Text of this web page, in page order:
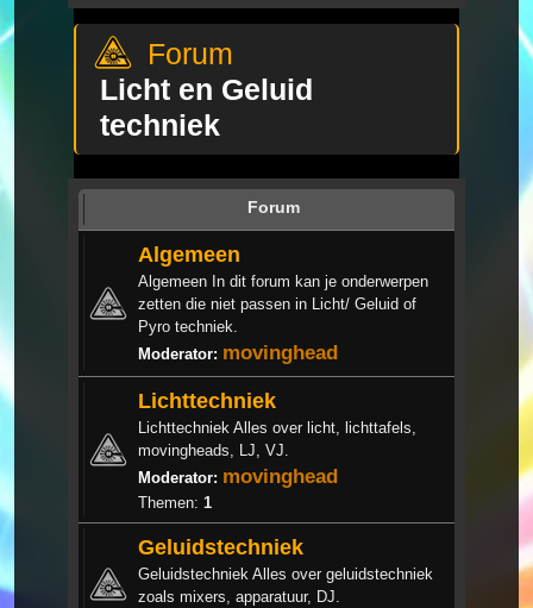
Licht en Geluid
techniek
Forum
Algemeen
Algemeen In dit forum kan je onderwerpen
zetten die niet passen in Licht/ Geluid of
Pyro techniek.
Moderator: movinghead
Lichttechniek
Lichttechniek Alles over licht, lichttafels,
movingheads, LJ, VJ.
Moderator: movinghead
Themen: 1
Geluidstechniek
Geluidstechniek Alles over geluidstechniek
zoals mixers, apparatuur, DJ.